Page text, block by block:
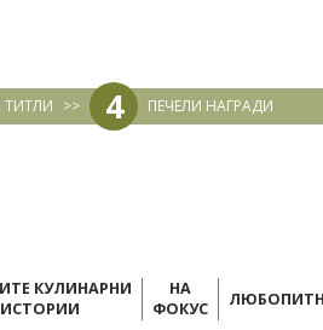
ТИТЛИ >> 4 ПЕЧЕЛИ НАГРАДИ
КУЛИНАРНИ
ИСТОРИИ
НА
ФОКУС